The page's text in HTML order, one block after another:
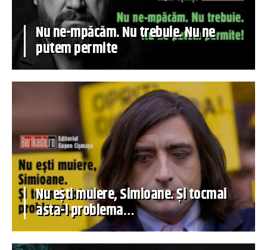
Nu ne-mpăcăm. Nu trebuie. Nu ne
putem permite
Nu ești muiere, Simioane. Și tocmai
asta-i problema…